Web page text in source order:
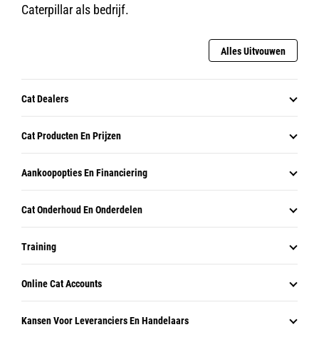
Caterpillar als bedrijf.
Alles Uitvouwen
Cat Dealers
Cat Producten En Prijzen
Aankoopopties En Financiering
Cat Onderhoud En Onderdelen
Training
Online Cat Accounts
Kansen Voor Leveranciers En Handelaars